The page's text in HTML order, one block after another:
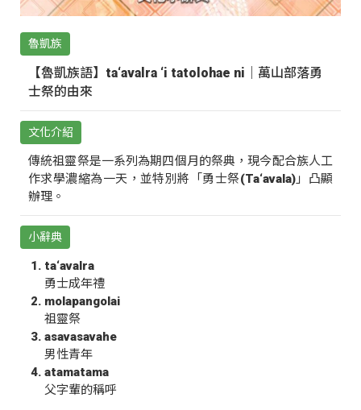
魯凱族
【魯凱族語】ta‘avalra ‘i tatolohae ni｜萬山部落勇
士祭的由來
文化介紹
傳統祖靈祭是一系列為期四個月的祭典，現今配合族人工
作求學濃縮為一天，並特別將「勇士祭(Ta‘avala)」凸顯
辦理。
小辭典
ta‘avalra
勇士成年禮
molapangolai
祖靈祭
asavasavahe
男性青年
atamatama
父字輩的稱呼